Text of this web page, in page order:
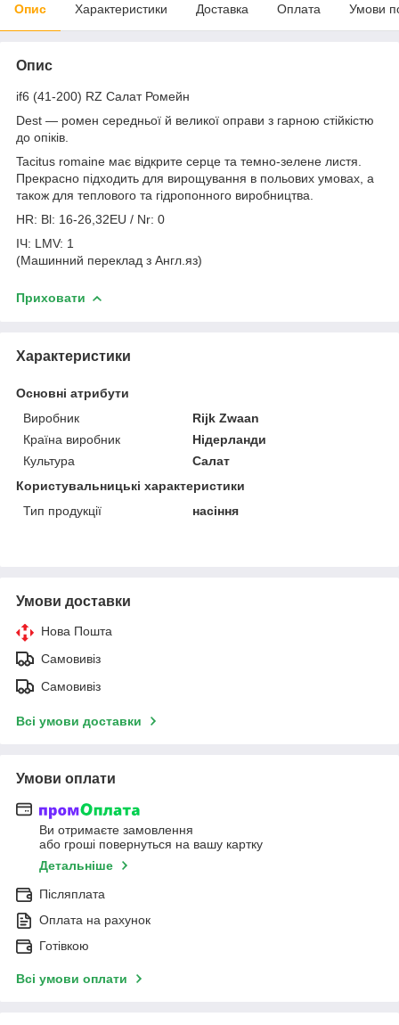
Опис Характеристики Доставка Оплата Умови
Опис
if6 (41-200) RZ Салат Ромейн
Dest — ромен середньої й великої оправи з гарною стійкістю
до опіків.
Tacitus romaine має відкрите серце та темно-зелене листя.
Прекрасно підходить для вирощування в польових умовах, а
також для теплового та гідропонного виробництва.
HR: Bl: 16-26,32EU / Nr: 0
ІЧ: LMV: 1
(Машинний переклад з Англ.яз)
Приховати
Характеристики
Основні атрибути
Виробник
Rijk Zwaan
Країна виробник
Нідерланди
Культура
Салат
Користувальницькі характеристики
Тип продукції
насіння
Умови доставки
Нова Пошта
Самовивіз
Самовивіз
Всі умови доставки
Умови оплати
Ви отримаєте замовлення
або гроші повернуться на вашу картку
Детальніше
Післяплата
Оплата на рахунок
Готівкою
Всі умови оплати